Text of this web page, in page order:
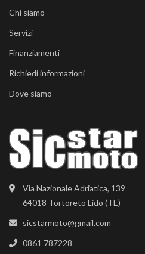
Via Nazionale Adriatica, 139
64018 Tortoreto Lido (TE)
sicstarmoto@gmail.com
0861 787228
Chi siamo
Servizi
Finanziamenti
Richiedi informazioni
Dove siamo